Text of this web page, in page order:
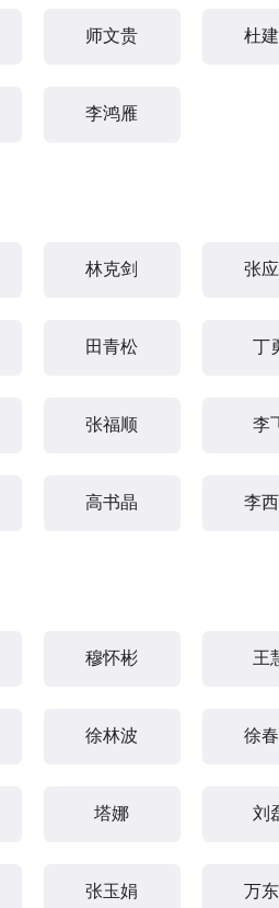
师文贵 杜
李鸿雁
林克剑 张
田青松 丁
张福顺 李
高书晶 李
穆怀彬 王
徐林波 徐
塔娜 刘
张玉娟 万